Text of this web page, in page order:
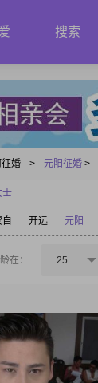
搜索
婚 > 元阳征婚 >
士
自 开远 元阳
在： 25